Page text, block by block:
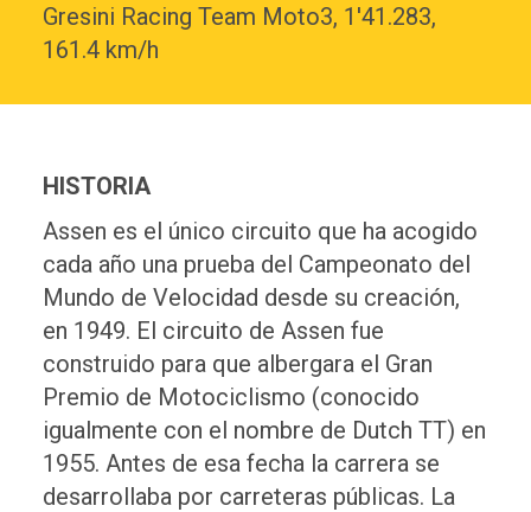
Gresini Racing Team Moto3, 1'41.283,
161.4 km/h
HISTORIA
Assen es el único circuito que ha acogido
cada año una prueba del Campeonato del
Mundo de Velocidad desde su creación,
en 1949. El circuito de Assen fue
construido para que albergara el Gran
Premio de Motociclismo (conocido
igualmente con el nombre de Dutch TT) en
1955. Antes de esa fecha la carrera se
desarrollaba por carreteras públicas. La